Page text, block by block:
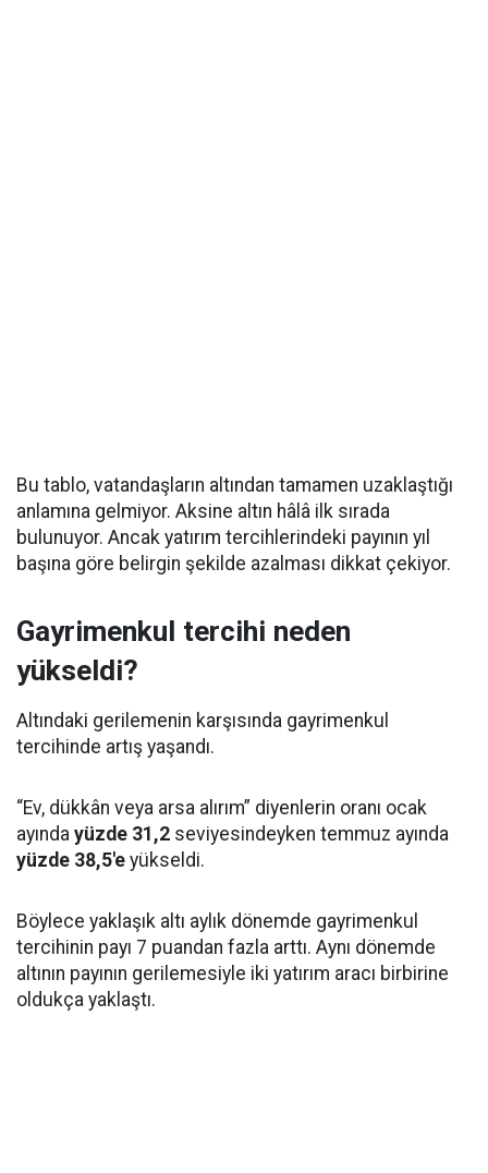
Bu tablo, vatandaşların altından tamamen uzaklaştığı
anlamına gelmiyor. Aksine altın hâlâ ilk sırada
bulunuyor. Ancak yatırım tercihlerindeki payının yıl
başına göre belirgin şekilde azalması dikkat çekiyor.
Gayrimenkul tercihi neden
yükseldi?
Altındaki gerilemenin karşısında gayrimenkul
tercihinde artış yaşandı.
“Ev, dükkân veya arsa alırım” diyenlerin oranı ocak
ayında yüzde 31,2 seviyesindeyken temmuz ayında
yüzde 38,5'e yükseldi.
Böylece yaklaşık altı aylık dönemde gayrimenkul
tercihinin payı 7 puandan fazla arttı. Aynı dönemde
altının payının gerilemesiyle iki yatırım aracı birbirine
oldukça yaklaştı.